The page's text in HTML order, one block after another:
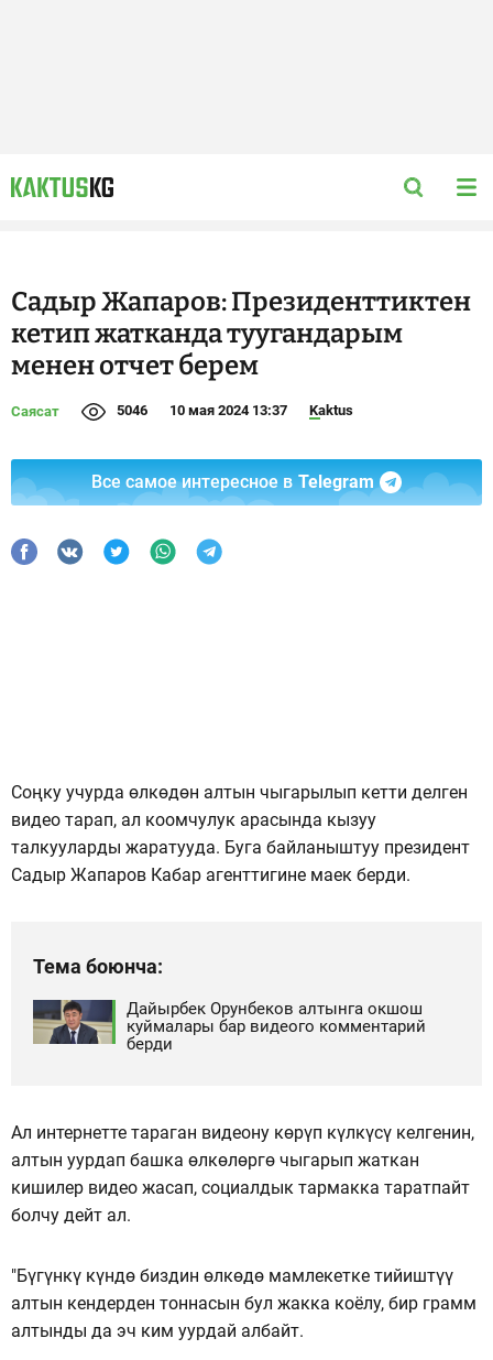
Садыр Жапаров: Президенттиктен
кетип жатканда туугандарым
менен отчет берем
Саясат 5046 10 мая 2024 13:37 Kaktus
Все самое интересное в Telegram
Соңку учурда өлкөдөн алтын чыгарылып кетти делген
видео тарап, ал коомчулук арасында кызуу
талкууларды жаратууда. Буга байланыштуу президент
Садыр Жапаров Кабар агенттигине маек берди.
Тема боюнча:
Дайырбек Орунбеков алтынга окшош
куймалары бар видеого комментарий
берди
Ал интернетте тараган видеону көрүп күлкүсү келгенин,
алтын уурдап башка өлкөлөргө чыгарып жаткан
кишилер видео жасап, социалдык тармакка таратпайт
болчу дейт ал.
"Бүгүнкү күндө биздин өлкөдө мамлекетке тийиштүү
алтын кендерден тоннасын бул жакка коёлу, бир грамм
алтынды да эч ким уурдай албайт.